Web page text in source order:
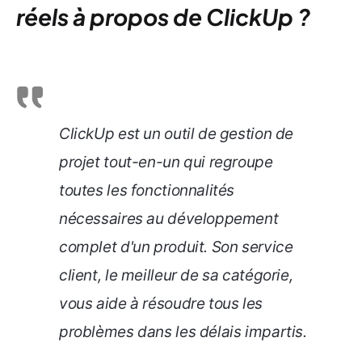
réels à propos de ClickUp ?
ClickUp est un outil de gestion de
projet tout-en-un qui regroupe
toutes les fonctionnalités
nécessaires au développement
complet d'un produit. Son service
client, le meilleur de sa catégorie,
vous aide à résoudre tous les
problèmes dans les délais impartis.